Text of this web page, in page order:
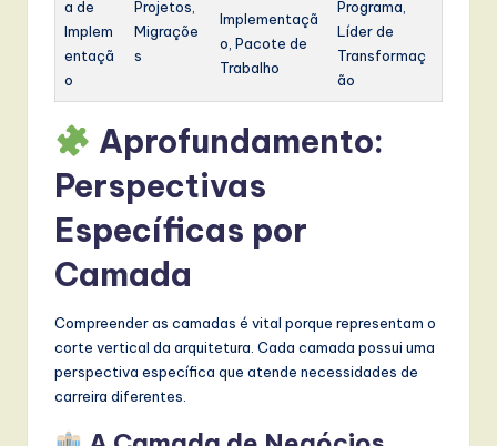
a de
Implem
entaçã
o
Projetos,
Migraçõe
s
Implementaçã
o, Pacote de
Trabalho
Programa,
Líder de
Transformaç
ão
Aprofundamento:
Perspectivas
Específicas por
Camada
Compreender as camadas é vital porque representam o
corte vertical da arquitetura. Cada camada possui uma
perspectiva específica que atende necessidades de
carreira diferentes.